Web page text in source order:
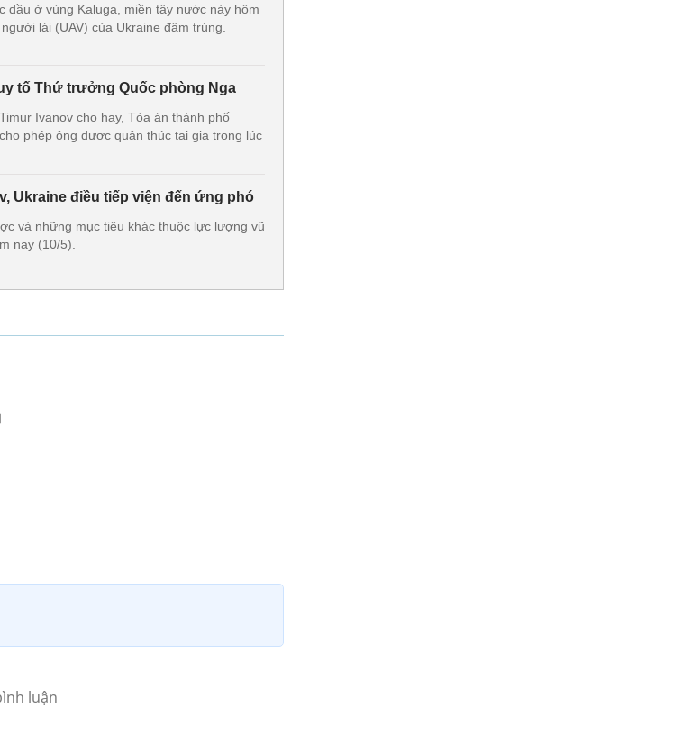
dầu ở vùng Kaluga, miền tây nước này hôm
lái (UAV) của Ukraine đâm trúng.
tố Thứ trưởng Quốc phòng Nga
Ivanov cho hay, Tòa án thành phố
phép ông được quản thúc tại gia trong lúc
Ukraine điều tiếp viện đến ứng phó
và những mục tiêu khác thuộc lực lượng vũ
nay (10/5).